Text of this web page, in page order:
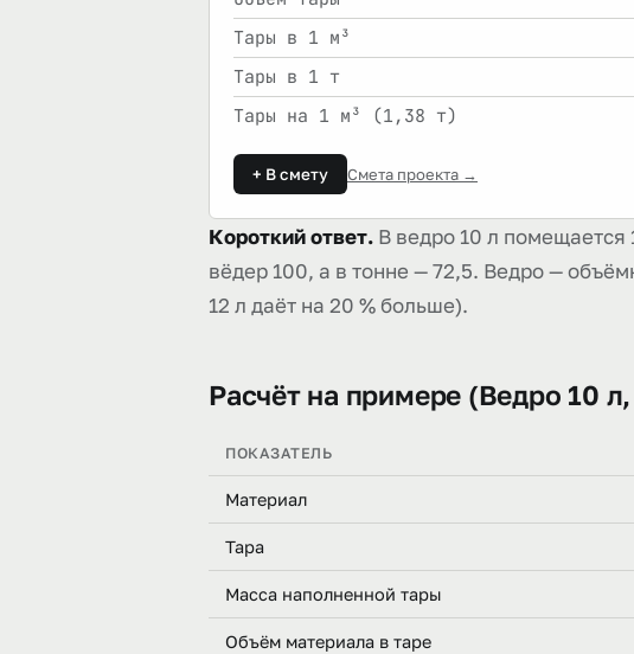
Тары в 1 м³
Тары в 1 т
Тары на 1 м³ (1,38 т)
+ В смету Смета проекта →
Короткий ответ. В ведро 10 л помещается
вёдер 100, а в тонне — 72,5. Ведро —
12 л даёт на 20 % больше).
Расчёт на примере (Ведро 10
ПОКАЗАТЕЛЬ
Материал
Тара
Масса наполненной тары
Объём материала в таре